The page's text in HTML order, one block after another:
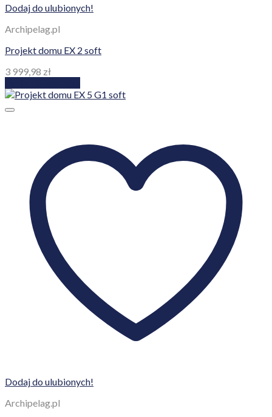
Dodaj do ulubionych!
Archipelag.pl
Projekt domu EX 2 soft
3 999,98 zł
Dodaj do ulubionych!
Archipelag.pl